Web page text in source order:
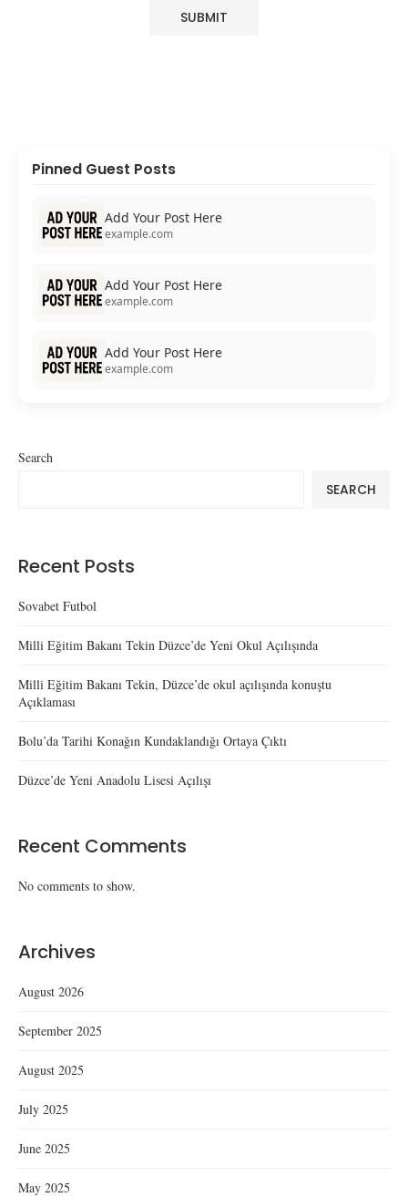
Pinned Guest Posts
Add Your Post Here
example.com
Add Your Post Here
example.com
Add Your Post Here
example.com
Search
SEARCH
Recent Posts
Sovabet Futbol
Milli Eğitim Bakanı Tekin Düzce’de Yeni Okul Açılışında
Milli Eğitim Bakanı Tekin, Düzce’de okul açılışında konuştu
Açıklaması
Bolu’da Tarihi Konağın Kundaklandığı Ortaya Çıktı
Düzce’de Yeni Anadolu Lisesi Açılışı
Recent Comments
No comments to show.
Archives
August 2026
September 2025
August 2025
July 2025
June 2025
May 2025